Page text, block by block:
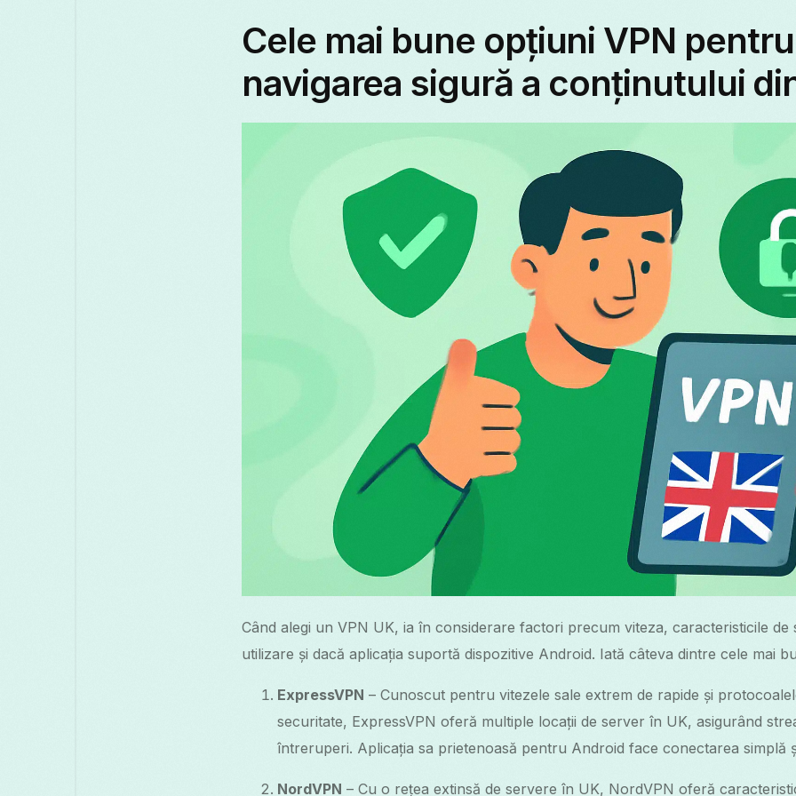
Cele mai bune opțiuni VPN pentru
navigarea sigură a conținutului
Când alegi un VPN UK, ia în considerare factori precum viteza, caracteristicile
utilizare și dacă aplicația suportă dispozitive Android. Iată câteva dintre cele mai
ExpressVPN – Cunoscut pentru vitezele sale extrem de rapide și
securitate, ExpressVPN oferă multiple locații de server în UK, asigurând
întreruperi. Aplicația sa prietenoasă pentru Android face conectarea simplă
NordVPN – Cu o rețea extinsă de servere în UK, NordVPN oferă